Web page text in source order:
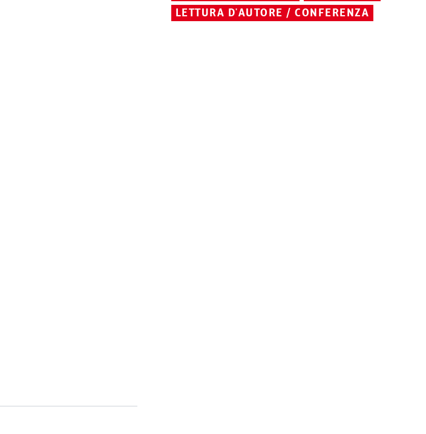
LETTURA D'AUTORE / CONFERENZA